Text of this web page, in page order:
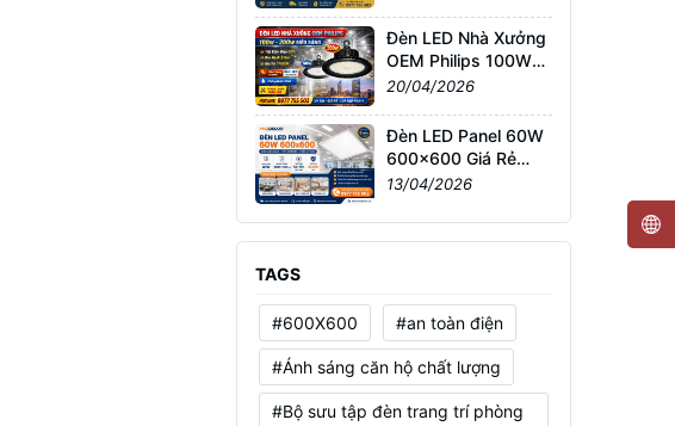
Đèn LED Nhà Xưởng
OEM Philips 100W–
200W Siêu Sáng –
Hành 3 Năm
20/04/2026
Đèn LED Panel 60W
600x600 Giá Rẻ
TPHCM – Sáng
13/04/2026
TAGS
#600X600 #an toàn điện
#Ánh sáng căn hộ chất lượng
#Bộ sưu tập đèn trang trí phòng